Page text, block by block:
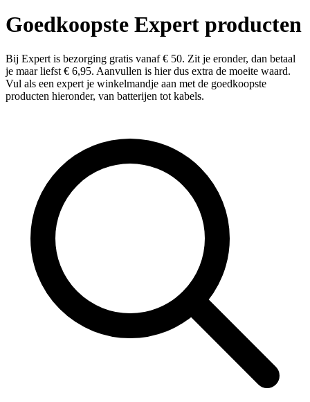
Goedkoopste Expert producten
Bij Expert is bezorging gratis vanaf € 50. Zit je eronder, dan betaal
je maar liefst € 6,95. Aanvullen is hier dus extra de moeite waard.
Vul als een expert je winkelmandje aan met de goedkoopste
producten hieronder, van batterijen tot kabels.